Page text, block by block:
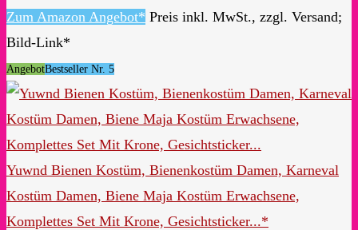
Zum Amazon Angebot* Preis inkl. MwSt., zzgl. Versand;
Bild-Link*
AngebotBestseller Nr. 5
Yuwnd Bienen Kostüm, Bienenkostüm Damen, Karneval
Kostüm Damen, Biene Maja Kostüm Erwachsene,
Komplettes Set Mit Krone, Gesichtsticker...*